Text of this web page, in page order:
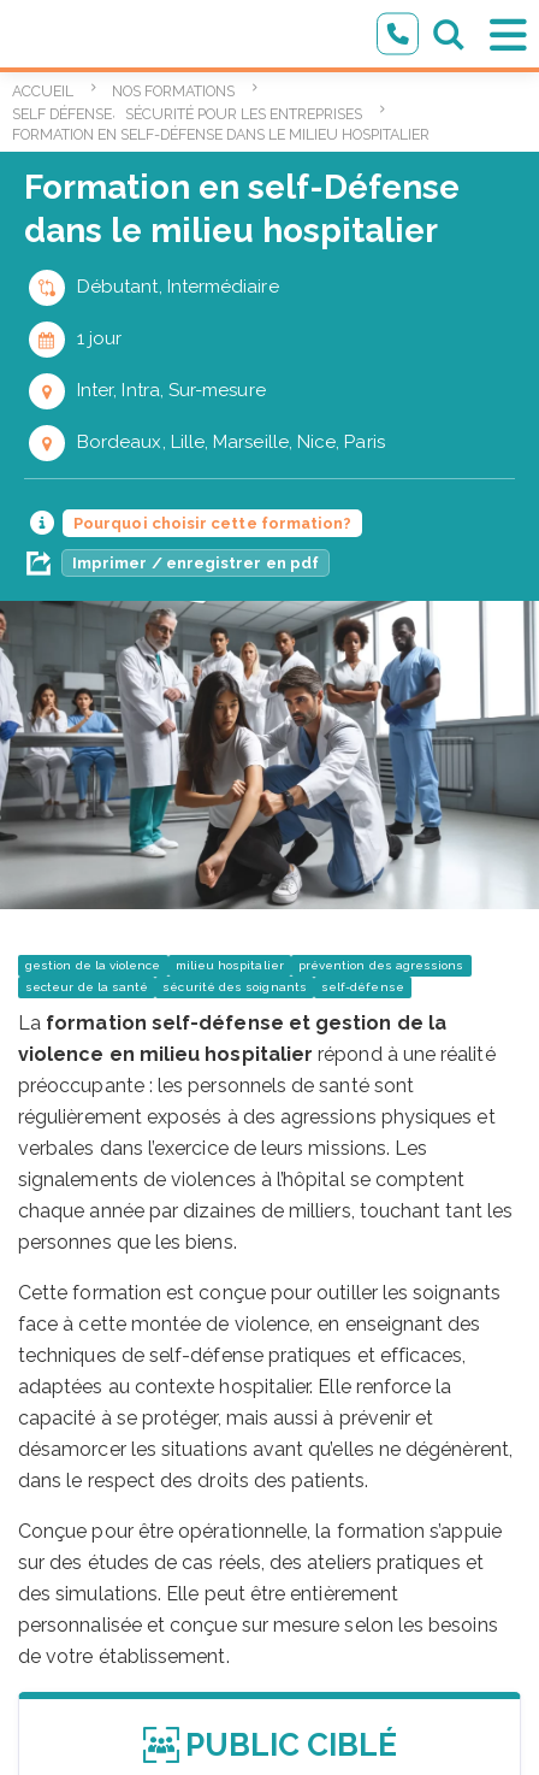
ACCUEIL
NOS FORMATIONS
SELF DÉFENSE,
SÉCURITÉ POUR LES ENTREPRISES
FORMATION EN SELF-DÉFENSE DANS LE MILIEU HOSPITALIER
Formation en self-Défense
dans le milieu hospitalier
Débutant, Intermédiaire
1 jour
Inter, Intra, Sur-mesure
Bordeaux, Lille, Marseille, Nice, Paris
Pourquoi choisir cette formation?
Imprimer / enregistrer en pdf
gestion de la violence milieu hospitalier
prévention des agressions
secteur de la santé
sécurité des soignants self-défense
La formation self-défense et gestion de la
violence en milieu hospitalier répond à une réalité
préoccupante : les personnels de santé sont
régulièrement exposés à des agressions physiques et
verbales dans l’exercice de leurs missions. Les
signalements de violences à l’hôpital se comptent
chaque année par dizaines de milliers, touchant tant les
personnes que les biens.
Cette formation est conçue pour outiller les soignants
face à cette montée de violence, en enseignant des
techniques de self-défense pratiques et efficaces,
adaptées au contexte hospitalier. Elle renforce la
capacité à se protéger, mais aussi à prévenir et
désamorcer les situations avant qu’elles ne dégénèrent,
dans le respect des droits des patients.
Conçue pour être opérationnelle, la formation s’appuie
sur des études de cas réels, des ateliers pratiques et
des simulations. Elle peut être entièrement
personnalisée et conçue sur mesure selon les besoins
de votre établissement.
PUBLIC CIBLÉ